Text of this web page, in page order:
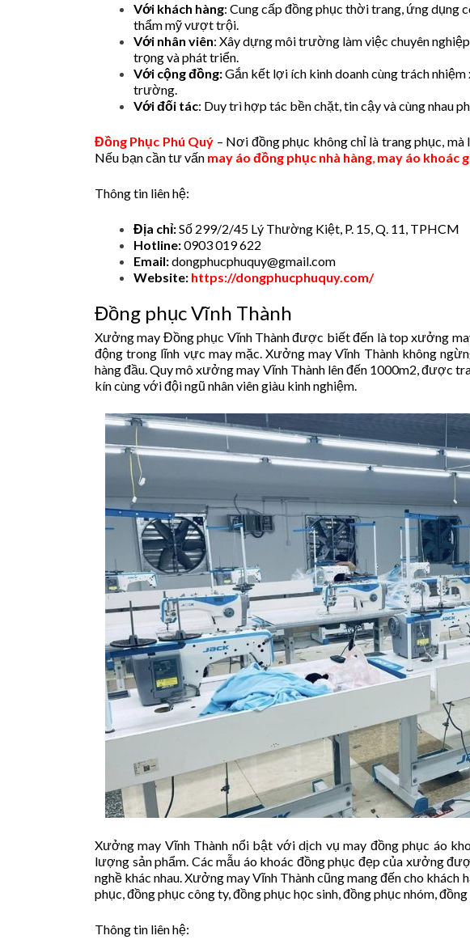
Với khách hàng: Cung cấp đồng phục thời trang, ứng dụng
thẩm mỹ vượt trội.
Với nhân viên: Xây dựng môi trường làm việc chuyên
trọng và phát triển.
Với cộng đồng:Gắn kết lợi ích kinh doanh cùng trách
trường.
Với đối tác: Duy trì hợp tác bền chặt, tin cậy và cùng nhau
Đồng Phục Phú Quý – Nơi đồng phục không chỉ là trang phục,
Nếu bạn cần tư vấn may áo đồng phục nhà hàng, may áo khoác
Thông tin liên hệ:
Địa chỉ:Số 299/2/45 Lý Thường Kiệt, P. 15, Q. 11, TPHCM
Hotline:0903 019 622
Email:dongphucphuquy@gmail.com
Website: https://dongphucphuquy.com/
Đồng phục Vĩnh Thành
Xưởng may Đồng phục Vĩnh Thành được biết đến là top xưởng
động trong lĩnh vực may mặc. Xưởng may Vĩnh Thành không
hàng đầu. Quy mô xưởng may Vĩnh Thành lên đến 1000m2, được
kín cùng với đội ngũ nhân viên giàu kinh nghiệm.
Xưởng may Vĩnh Thành nổi bật với dịch vụ may đồng phục áo
lượng sản phẩm. Các mẫu áo khoác đồng phục đẹp của xưởng
nghề khác nhau. Xưởng may Vĩnh Thành cũng mang đến cho khách
phục, đồng phục công ty, đồng phục học sinh, đồng phục nhóm,
Thông tin liên hệ: